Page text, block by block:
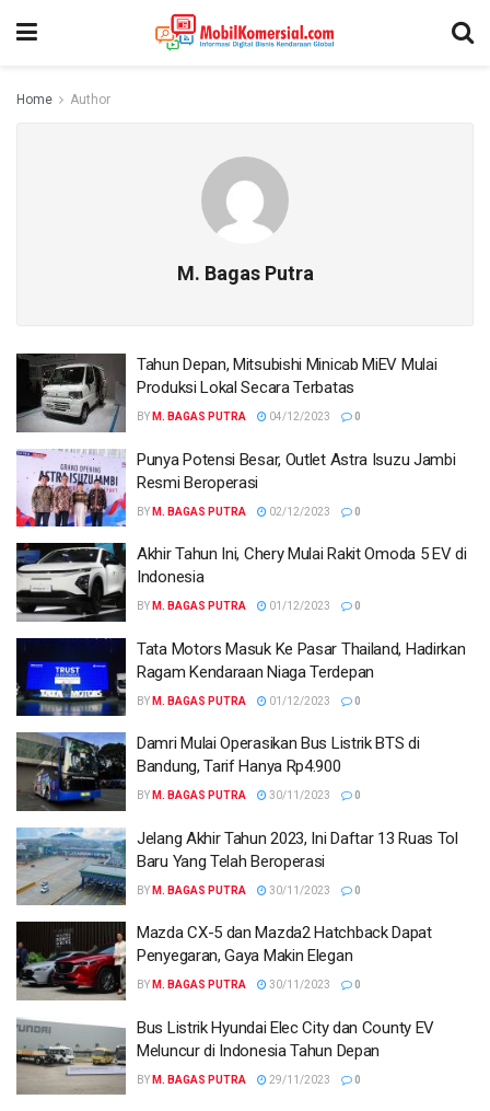
Home Author
M. Bagas Putra
Tahun Depan, Mitsubishi Minicab MiEV Mulai
Produksi Lokal Secara Terbatas
BY M. BAGAS PUTRA 04/12/2023 0
Punya Potensi Besar, Outlet Astra Isuzu Jambi
Resmi Beroperasi
BY M. BAGAS PUTRA 02/12/2023 0
Akhir Tahun Ini, Chery Mulai Rakit Omoda 5 EV di
Indonesia
BY M. BAGAS PUTRA 01/12/2023 0
Tata Motors Masuk Ke Pasar Thailand, Hadirkan
Ragam Kendaraan Niaga Terdepan
BY M. BAGAS PUTRA 01/12/2023 0
Damri Mulai Operasikan Bus Listrik BTS di
Bandung, Tarif Hanya Rp4.900
BY M. BAGAS PUTRA 30/11/2023 0
Jelang Akhir Tahun 2023, Ini Daftar 13 Ruas Tol
Baru Yang Telah Beroperasi
BY M. BAGAS PUTRA 30/11/2023 0
Mazda CX-5 dan Mazda2 Hatchback Dapat
Penyegaran, Gaya Makin Elegan
BY M. BAGAS PUTRA 30/11/2023 0
Bus Listrik Hyundai Elec City dan County EV
Meluncur di Indonesia Tahun Depan
BY M. BAGAS PUTRA 29/11/2023 0